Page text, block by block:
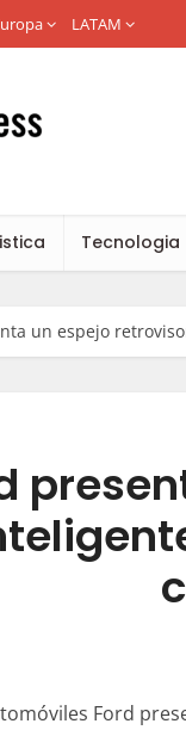
LATAM
Tecnologia
un espejo
Ford